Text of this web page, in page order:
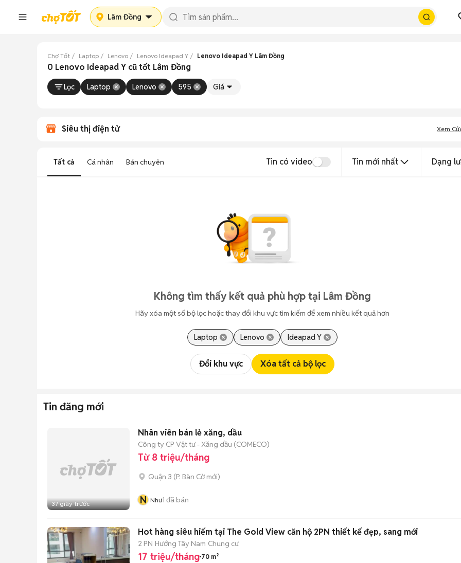
Lâm Đồng
Chợ Tốt Laptop Lenovo Lenovo Ideapad Y Lenovo Ideapad Y Lâm Đồng
0 Lenovo Ideapad Y cũ tốt Lâm Đồng
Lọc Laptop Lenovo 595 Giá
Siêu thị điện tử Xem
Tất cả Cá nhân Bán chuyên Tin có video Tin mới nhất Dạng
Không tìm thấy kết quả phù hợp tại Lâm Đồng
Hãy xóa một số bộ lọc hoặc thay đổi khu vực tìm kiếm để xem nhiều kết quả hơn
Laptop Lenovo Ideapad Y
Đổi khu vực Xóa tất cả bộ lọc
Tin đăng mới
37 giây trước
Nhân viên bán lẻ xăng, dầu
Công ty CP Vật tư - Xăng dầu (COMECO)
Từ 8 triệu/tháng
Quận 3 (P. Bàn Cờmới)
N Như1 đã bán
Hot hàng siêu hiếm tại The Gold View căn hộ 2PN thiết kế đẹp, sang mới
2 PN Hướng Tây Nam Chung cư
17 triệu/tháng 70 m²